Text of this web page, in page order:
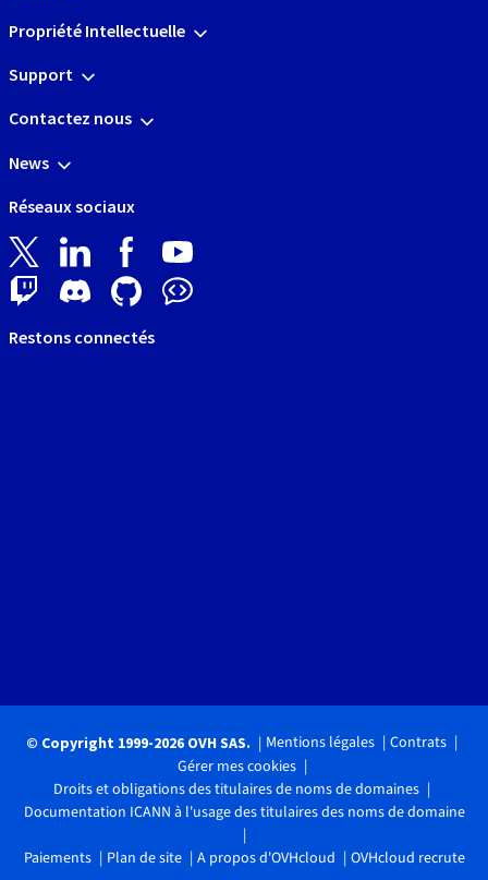
Propriété Intellectuelle
Support
Contactez nous
News
Réseaux sociaux
Restons connectés
© Copyright 1999-2026 OVH SAS. Mentions légales
Contrats
Gérer mes cookies
Droits et obligations des titulaires de noms de domaines
Documentation ICANN à l'usage des titulaires des noms de domaine
Paiements Plan de site A propos d'OVHcloud OVHcloud recrute